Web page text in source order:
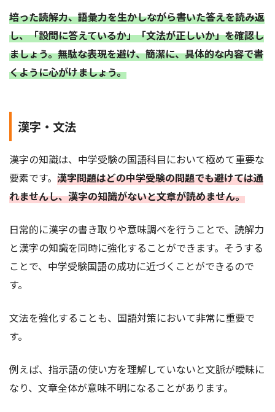
培った読解力、語彙力を生かしながら書いた答えを読み返
し、「設問に答えているか」「文法が正しいか」を確認し
ましょう。無駄な表現を避け、簡潔に、具体的な内容で書
くように心がけましょう。
漢字・文法
漢字の知識は、中学受験の国語科目において極めて重要な
要素です。 漢字問題はどの中学受験の問題でも避けては通
れませんし、漢字の知識がないと文章が読めません。
日常的に漢字の書き取りや意味調べを行うことで、読解力
と漢字の知識を同時に強化することができます。そうする
ことで、中学受験国語の成功に近づくことができるので
す。
文法を強化することも、国語対策において非常に重要で
す。
例えば、指示語の使い方を理解していないと文脈が曖昧に
なり、文章全体が意味不明になることがあります。